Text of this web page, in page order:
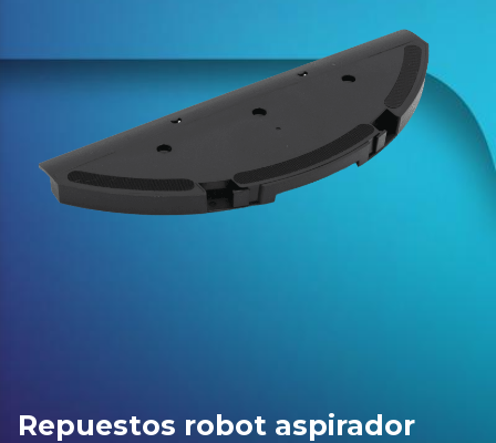
Repuestos robot aspirador